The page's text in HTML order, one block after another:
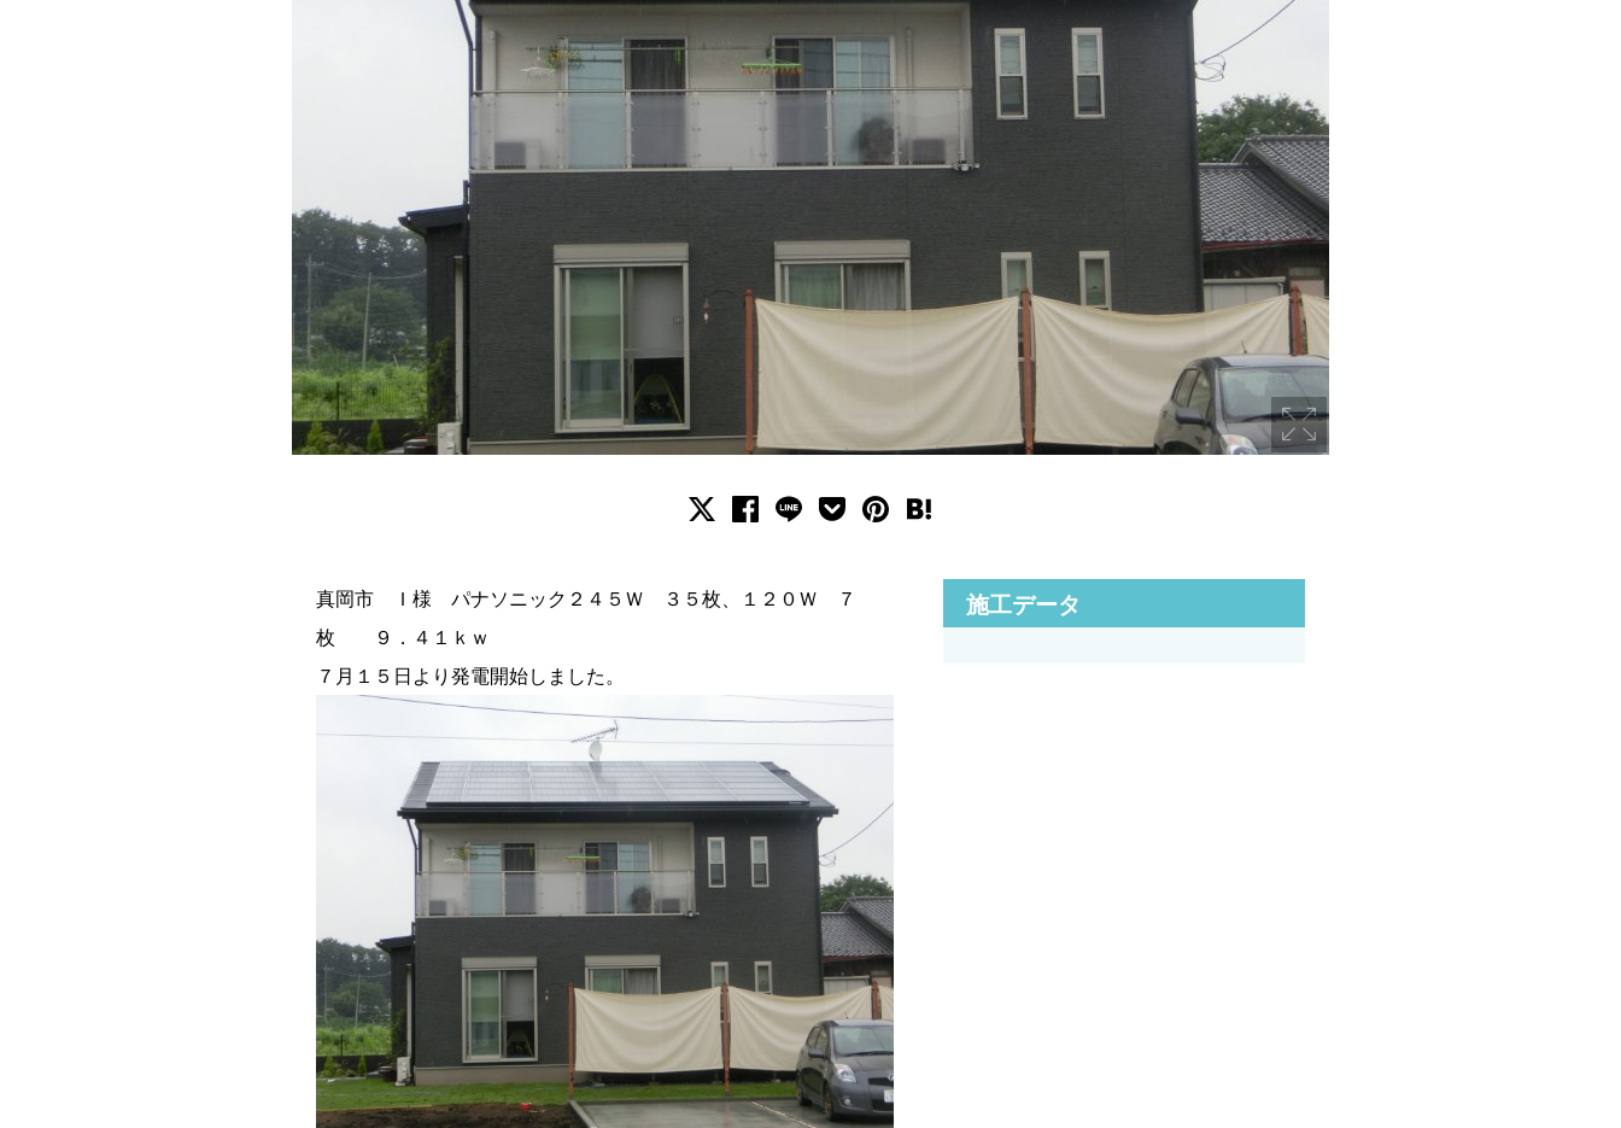
真岡市 Ｉ様 パナソニック２４５Ｗ ３５枚、１２０Ｗ ７
枚 ９．４１ｋｗ
７月１５日より発電開始しました。
施工データ